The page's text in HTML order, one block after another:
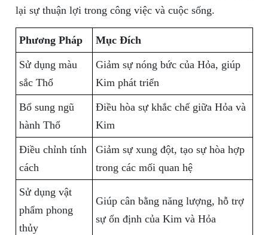
lại sự thuận lợi trong công việc và cuộc sống.
Phương Pháp Mục Đích
Sử dụng màu
sắc Thổ
Giảm sự nóng bức của Hỏa, giúp
Kim phát triển
Bổ sung ngũ
hành Thổ
Điều hòa sự khắc chế giữa Hỏa và
Kim
Điều chỉnh tính
cách
Giảm sự xung đột, tạo sự hòa hợp
trong các mối quan hệ
Sử dụng vật
phẩm phong
thủy
Giúp cân bằng năng lượng, hỗ trợ
sự ổn định của Kim và Hỏa